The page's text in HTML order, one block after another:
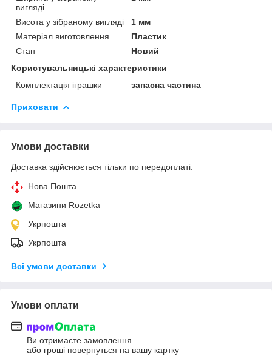
вигляді
Висота у зібраному вигляді
1 мм
Матеріал виготовлення
Пластик
Стан
Новий
Користувальницькі характеристики
Комплектація іграшки
запасна частина
Приховати
Умови доставки
Доставка здійснюється тільки по передоплаті.
Нова Пошта
Магазини Rozetka
Укрпошта
Укрпошта
Всі умови доставки
Умови оплати
Ви отримаєте замовлення
або гроші повернуться на вашу картку